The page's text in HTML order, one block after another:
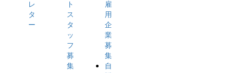
レ
タ
ー
ト
ス
タ
ッ
フ
募
集
雇
用
企
業
募
集
自